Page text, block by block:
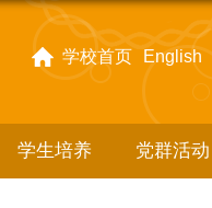
学校首页 English
学生培养 党群活动